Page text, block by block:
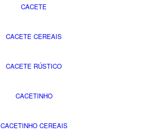
CACETE
CACETE CEREAIS
CACETE RÚSTICO
CACETINHO
CACETINHO CEREAIS